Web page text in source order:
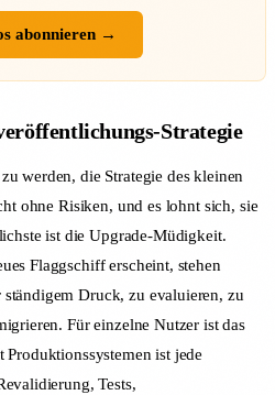
abonnieren →
Strategie
werden, die Strategie des kleinen
ohne Risiken, und es lohnt sich, sie
ist die Upgrade-Müdigkeit.
Flaggschiff erscheint, stehen
Druck, zu evaluieren, zu
Für einzelne Nutzer ist das
ist jede
Tests,